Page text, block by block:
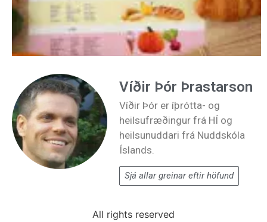
Víðir Þór Þrastarson
Víðir Þór er íþrótta- og
heilsufræðingur frá HÍ og
heilsunuddari frá Nuddskóla
Íslands.
Sjá allar greinar eftir höfund
All rights reserved